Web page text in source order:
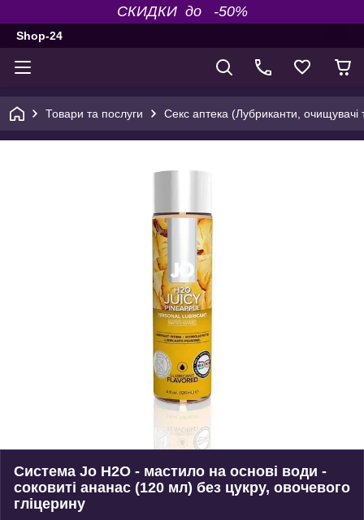
СКИДКИ до -50%
Shop-24
Товари та послуги Секс аптека (Лубриканти, очищувачі
Система Jo H2O - мастило на основі води -
соковиті ананас (120 мл) без цукру, овочевого
гліцерину